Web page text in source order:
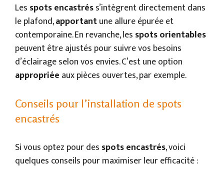
Les spots encastréss’intègrent directement dans
le plafond,apportantune allure épurée et
contemporaine. En revanche, les spots orientables
peuvent être ajustés pour suivre vos besoins
d’éclairage selon vos envies. C’est une option
appropriée aux pièces ouvertes, par exemple.
Conseils pour l’installation de spots
encastrés
Si vous optez pour des spots encastrés, voici
quelques conseils pour maximiser leur efficacité :